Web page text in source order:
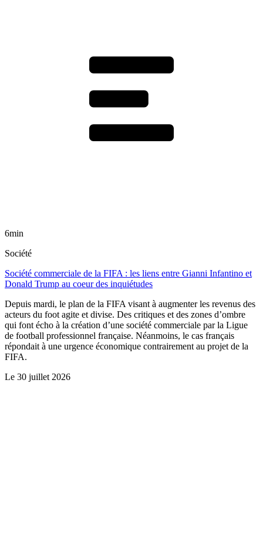
6min
Société
Société commerciale de la FIFA : les liens entre Gianni Infantino et
Donald Trump au coeur des inquiétudes
Depuis mardi, le plan de la FIFA visant à augmenter les revenus des
acteurs du foot agite et divise. Des critiques et des zones d’ombre
qui font écho à la création d’une société commerciale par la Ligue
de football professionnel française. Néanmoins, le cas français
répondait à une urgence économique contrairement au projet de la
FIFA.
Le 30 juillet 2026